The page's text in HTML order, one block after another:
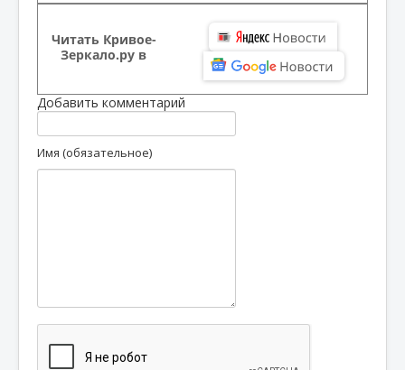
Читать Кривое-
Зеркало.ру в
Добавить комментарий
Имя (обязательное)